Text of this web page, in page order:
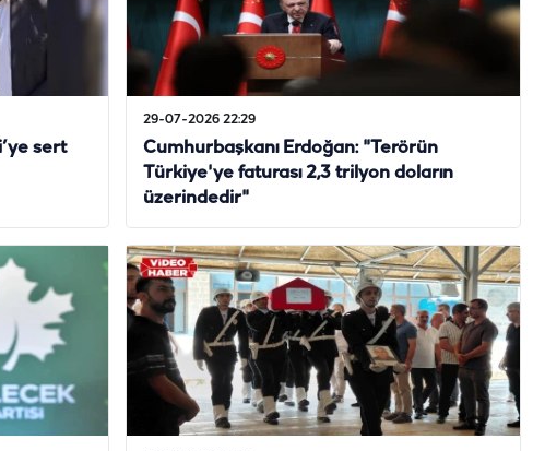
sert
29-07-2026 22:29
Cumhurbaşkanı Erdoğan: "Terörün
Türkiye'ye faturası 2,3 trilyon doların
üzerindedir"